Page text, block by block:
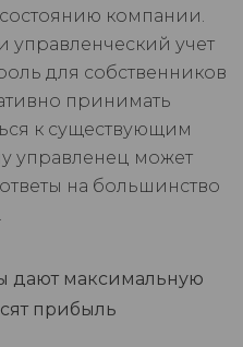
компании.
управленческий учет
для собственников
принимать
к существующим
управленец может
на большинство
дают максимальную
прибыль